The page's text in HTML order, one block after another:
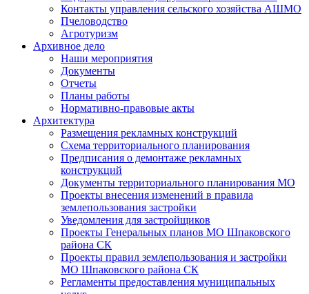
Контакты управления сельского хозяйства АШМО
Пчеловодство
Агротуризм
Архивное дело
Наши мероприятия
Документы
Отчеты
Планы работы
Нормативно-правовые акты
Архитектура
Размещения рекламных конструкций
Схема территориального планирования
Предписания о демонтаже рекламных
конструкций
Документы территориального планирования МО
Проекты внесения изменений в правила
землепользования застройки
Уведомления для застройщиков
Проекты Генеральных планов МО Шпаковского
района СК
Проекты правил землепользования и застройки
МО Шпаковского района СК
Регламенты предоставления муниципальных